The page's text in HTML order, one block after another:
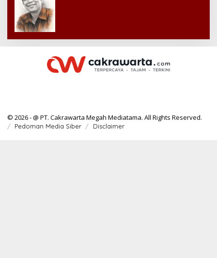
© 2026 - @ PT. Cakrawarta Megah Mediatama. All Rights Reserved.
Pedoman Media Siber Disclaimer